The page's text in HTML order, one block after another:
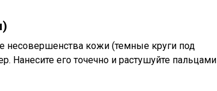
несовершенства кожи (темные круги под
Нанесите его точечно и растушуйте пальцами